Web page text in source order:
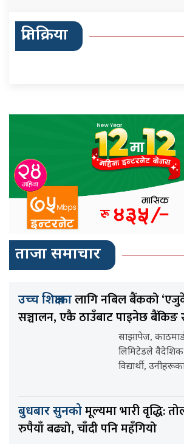
प्रतिक्रिया
ताजा समाचार
उच्च शिक्षाकालागि नबिल बैंकको
सञ्चालन, एकै ठाउँबाट पाइनेछ बैंकिङ
साझापेज,
लिमिटेडले
विद्यार्थी,
बुधबार सुनकोमूल्यमा भारी वृद्धि:
रुपैयाँ बढ्यो, चाँदी पनि महँगियो